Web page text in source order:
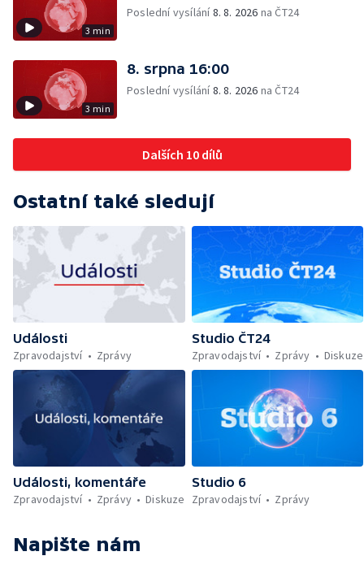
3 min
Poslední vysílání8. 8. 2026 na ČT24
3 min
8. srpna 16:00
Poslední vysílání8. 8. 2026 na ČT24
Dalších 10 dílů
Ostatní také sledují
Události
Zpravodajství
Zprávy
Studio ČT24
Zpravodajství
Zprávy Diskuze
Události, komentáře
Zpravodajství
Zprávy Diskuze
Studio 6
Zpravodajství
Zprávy
Napište nám